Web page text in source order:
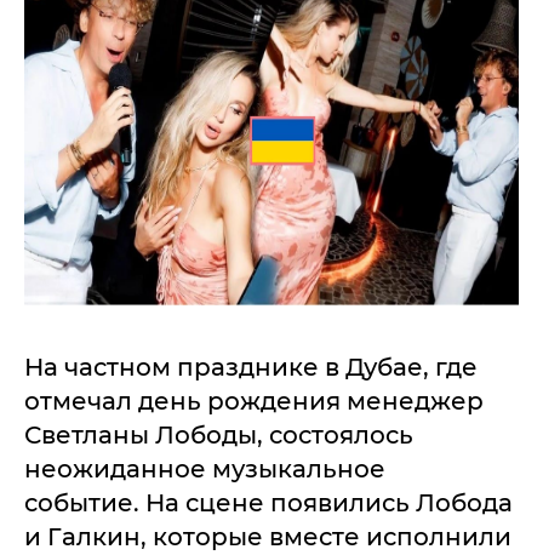
На частном празднике в Дубае, где
отмечал день рождения менеджер
Светланы Лободы, состоялось
неожиданное музыкальное
событие. На сцене появились Лобода
и Галкин, которые вместе исполнили